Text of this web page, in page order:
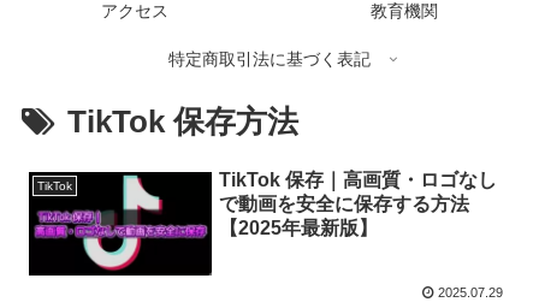
アクセス 教育機関
特定商取引法に基づく表記
TikTok 保存方法
TikTok
TikTok 保存｜高画質・ロゴなし
で動画を安全に保存する方法
【2025年最新版】
2025.07.29